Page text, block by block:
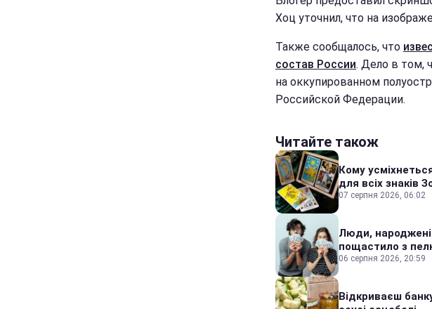
Хоц уточнил, что на
Также сообщалось, что
состав России. Дело в том,
на оккупированном
Российской Федерации.
Читайте також
Кому
для всіх знаків
07 серпня 2026, 06:02
Люди, народжені
пощастило з
06 серпня 2026, 20:59
Відкриваєш